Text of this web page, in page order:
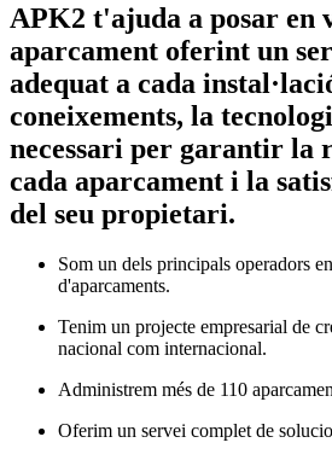
APK2 t'ajuda a posar en
aparcament oferint un
adequat a cada
coneixements, la
necessari per garantir la
cada aparcament i la
del seu propietari.
Som un dels principals operadors
d'aparcaments.
Tenim un projecte empresarial de
nacional com internacional.
Administrem més de 110
Oferim un servei complet de